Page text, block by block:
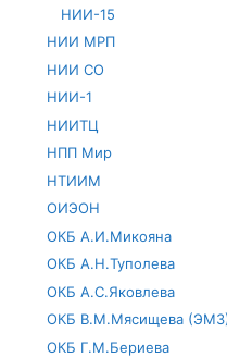
НИИ-15
НИИ МРП
НИИ СО
НИИ-1
НИИТЦ
НПП Мир
НТИИМ
ОИЭОН
ОКБ А.И.Микояна
ОКБ А.Н.Туполева
ОКБ А.С.Яковлева
ОКБ В.М.Мясищева
ОКБ Г.М.Бериева